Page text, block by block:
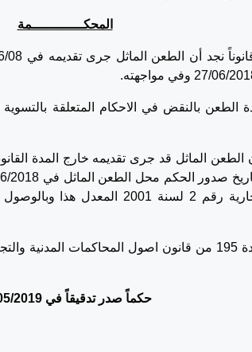
المحكـــــــــــــمة
المحاكمات المدنية والتجارية رقم
حكماً صدر تدقيقاً في 14/05/2019